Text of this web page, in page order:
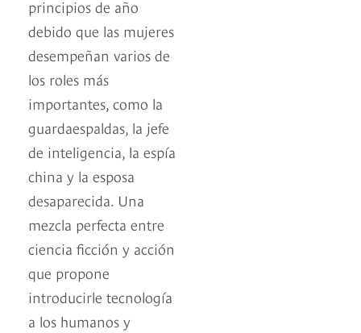
principios de año
debido que las mujeres
desempeñan varios de
los roles más
importantes, como la
guardaespaldas, la jefe
de inteligencia, la espía
china y la esposa
desaparecida. Una
mezcla perfecta entre
ciencia ficción y acción
que propone
introducirle tecnología
a los humanos y